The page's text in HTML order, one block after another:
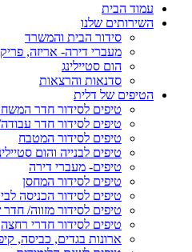
עמוד הבית
השירותים שלנו
סידור הבית והמשרד
מעברי דירה- אריזה,
הום סטיילינג
סדנאות והרצאות
הטיפים של דלית
טיפים לסידור חדר
טיפים לסידור חדר
טיפים לסידור המטבח
טיפים לבנייה והום
טיפים- מעברי דירה
טיפים לסידור המחסן
טיפים לסידור הכניסה
טיפים לסידור מזווה/
טיפים לסידור חדרי רחצה
ארונות בגדים, כביסה,